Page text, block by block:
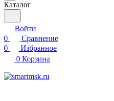
Каталог
Войти
0
Сравнение
0
Избранное
0 Корзина